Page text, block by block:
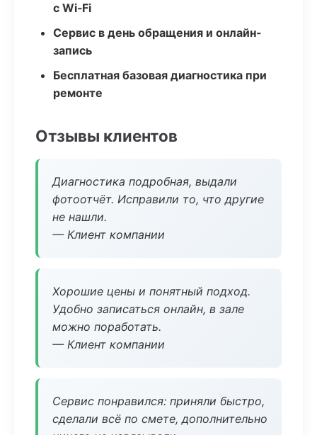
с Wi‑Fi
Сервис в день обращения и онлайн-
запись
Бесплатная базовая диагностика при
ремонте
Отзывы клиентов
Диагностика подробная, выдали
фотоотчёт. Исправили то, что другие
не нашли.
— Клиент компании
Хорошие цены и понятный подход.
Удобно записаться онлайн, в зале
можно поработать.
— Клиент компании
Сервис понравился: приняли быстро,
сделали всё по смете, дополнительно